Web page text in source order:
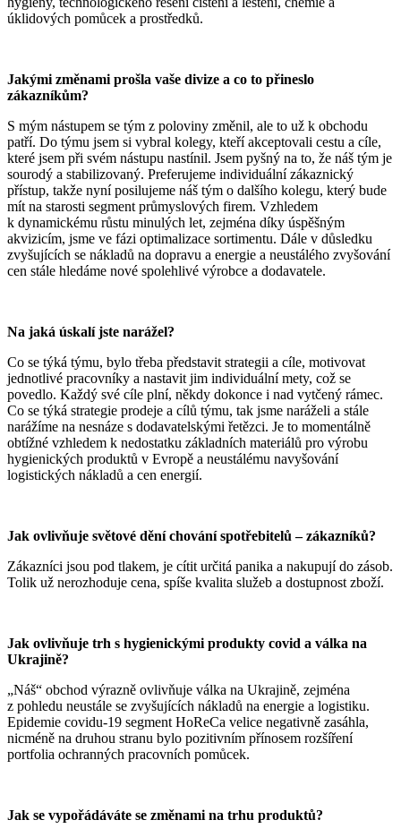
úklidových pomůcek a prostředků.
Jakými změnami prošla vaše divize a co to přineslo
zákazníkům?
S mým nástupem se tým z poloviny změnil, ale to už k obchodu
patří. Do týmu jsem si vybral kolegy, kteří akceptovali cestu a cíle,
které jsem při svém nástupu nastínil. Jsem pyšný na to, že náš tým je
sourodý a stabilizovaný. Preferujeme individuální zákaznický
přístup, takže nyní posilujeme náš tým o dalšího kolegu, který bude
mít na starosti segment průmyslových firem. Vzhledem
k dynamickému růstu minulých let, zejména díky úspěšným
akvizicím, jsme ve fázi optimalizace sortimentu. Dále v důsledku
zvyšujících se nákladů na dopravu a energie a neustálého zvyšování
cen stále hledáme nové spolehlivé výrobce a dodavatele.
Na jaká úskalí jste narážel?
Co se týká týmu, bylo třeba představit strategii a cíle, motivovat
jednotlivé pracovníky a nastavit jim individuální mety, což se
povedlo. Každý své cíle plní, někdy dokonce i nad vytčený rámec.
Co se týká strategie prodeje a cílů týmu, tak jsme naráželi a stále
narážíme na nesnáze s dodavatelskými řetězci. Je to momentálně
obtížné vzhledem k nedostatku základních materiálů pro výrobu
hygienických produktů v Evropě a neustálému navyšování
logistických nákladů a cen energií.
Jak ovlivňuje světové dění chování spotřebitelů – zákazníků?
Zákazníci jsou pod tlakem, je cítit určitá panika a nakupují do zásob.
Tolik už nerozhoduje cena, spíše kvalita služeb a dostupnost zboží.
Jak ovlivňuje trh s hygienickými produkty covid a válka na
Ukrajině?
„Náš“ obchod výrazně ovlivňuje válka na Ukrajině, zejména
z pohledu neustále se zvyšujících nákladů na energie a logistiku.
Epidemie covidu-19 segment HoReCa velice negativně zasáhla,
nicméně na druhou stranu bylo pozitivním přínosem rozšíření
portfolia ochranných pracovních pomůcek.
Jak se vypořádáváte se změnami na trhu produktů?